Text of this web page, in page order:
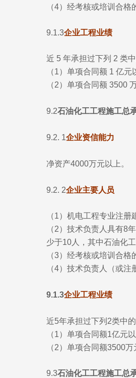
（4）经考核或培训合格
9.1.3企业工程业绩
近 5 年承担过下列 2 类
（1）单项合同额 1 亿
（2）单项合同额 3500
9.2石油化工工程施工总
9.2. 1企业资信能力
净资产4000万元以上。
9.2. 2企业主要人员
（1）机电工程专业注册
（2）技术负责人具有8
少于10人，其中石油化
（3）经考核或培训合格
（4）技术负责人（或
9.1.3企业工程业绩
近5年承担过下列2类中
（1）单项合同额1亿元
（2）单项合同额3500
9.3石油化工工程施工总